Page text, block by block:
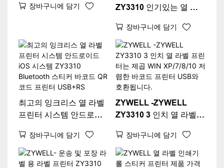
장바구니에 담기
ZY3310 인기있는 열 라
80mm 3 "열 라벨 프린터
USB+Wi -Fi
장바구니에 담기
최고의 잉크리스 열 라벨
프린터 시스템 안드로이
Bluetooth 스티커 바코드
QR 코드 프린터
USB+RS
장바구니에 담기
ZYWELL -ZYWELL
ZY3310 3 인치 열 라벨
XP/7/8/10 저렴한 바코드
프린터 USB와 호환됩니
다.
장바구니에 담기